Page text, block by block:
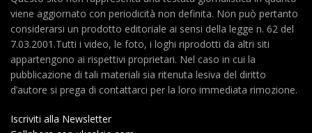
viene aggiornato con periodicità non definita. Non può pertanto
considerarsi un prodotto editoriale ai sensi della legge n. 62 del
7.03.2001.Tutti i video, le foto, i loghi riprodotti da altri siti
appartengono ai rispettivi proprietari. Nel caso in cui la
pubblicazione di tali materiali sia ritenuta lesiva del diritto
d’autore si prega di contattarci per la loro immediata rimozione.
Iscriviti alla Newsletter